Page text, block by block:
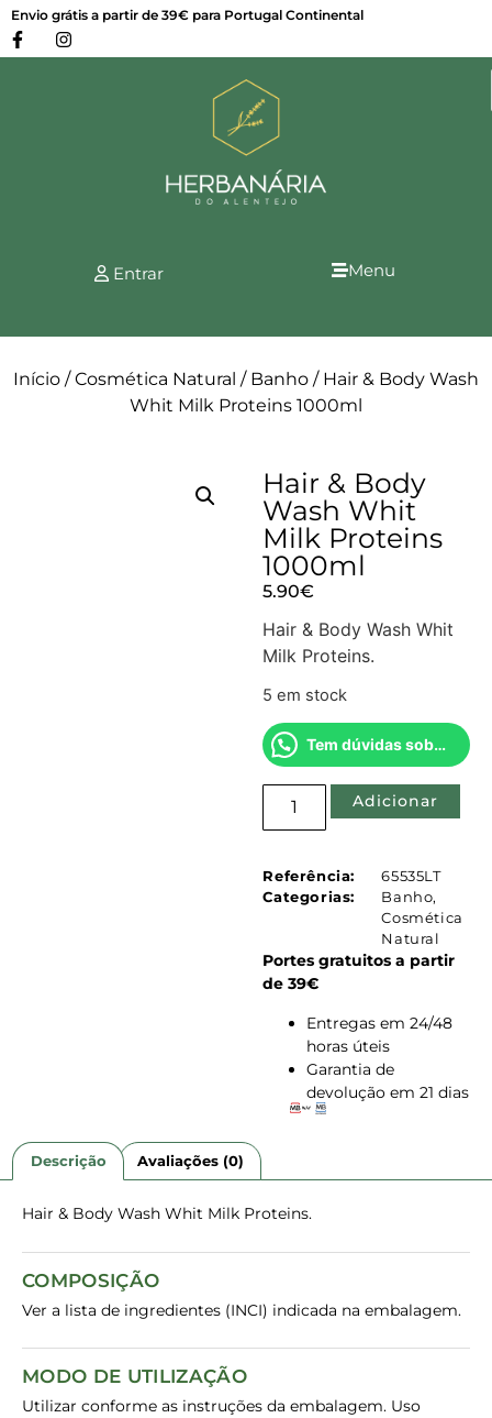
Envio grátis a partir de 39€ para Portugal Continental
Entrar Menu
Início /Cosmética Natural / Banho / Hair & Body Wash
Whit Milk Proteins 1000ml
Hair & Body
Wash Whit
Milk Proteins
1000ml
5.90€
Hair & Body Wash Whit
Milk Proteins.
5 em stock
Tem dúvidas sobre este produto?
Adicionar
Referência:
65535LT
Categorias:
Banho,
Cosmética
Natural
Portes gratuitos a partir
de 39€
Entregas em 24/48
horas úteis
Garantia de
devolução em 21 dias
Descrição Avaliações (0)
Hair & Body Wash Whit Milk Proteins.
COMPOSIÇÃO
Ver a lista de ingredientes (INCI) indicada na embalagem.
MODO DE UTILIZAÇÃO
Utilizar conforme as instruções da embalagem. Uso